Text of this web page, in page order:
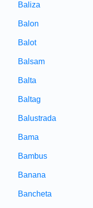
Baliza
Balon
Balot
Balsam
Balta
Baltag
Balustrada
Bama
Bambus
Banana
Bancheta